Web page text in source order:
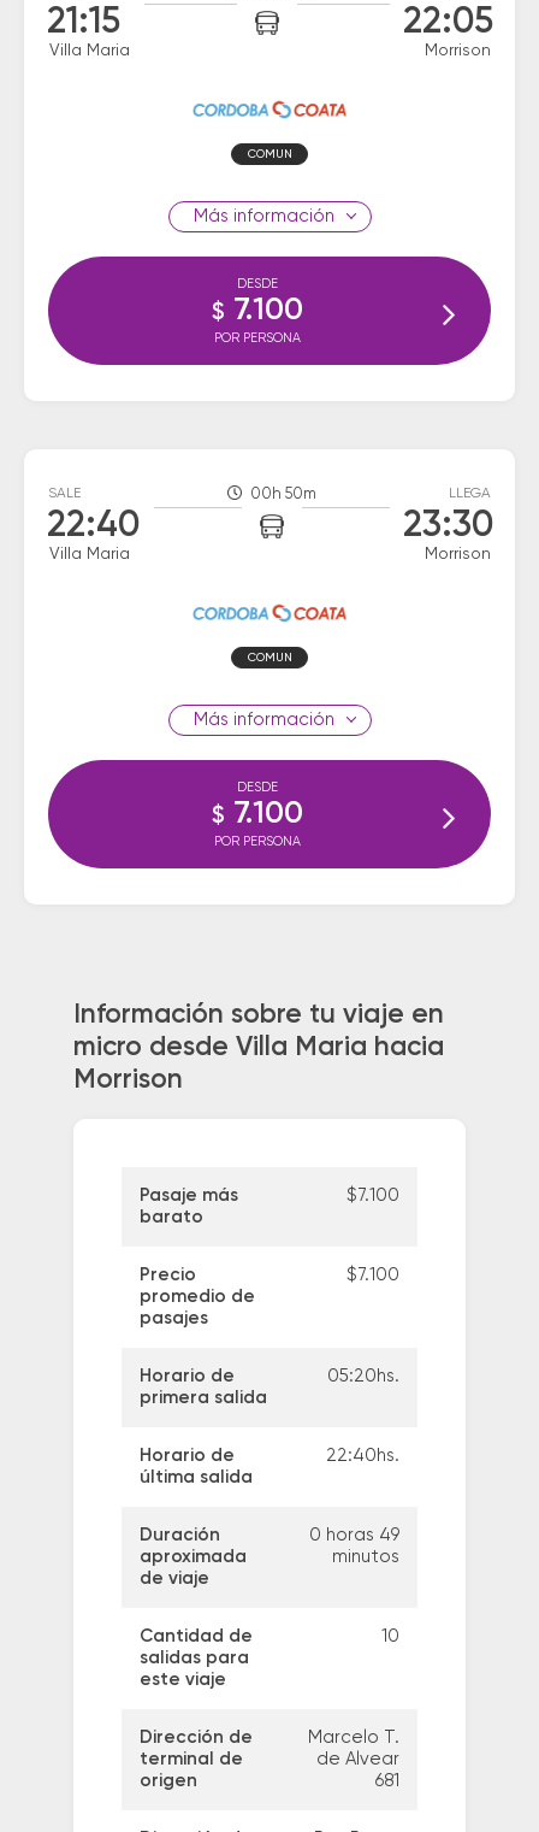
21:15
Villa Maria
22:05
Morrison
COMUN
información
DESDE
$ 7.100
POR PERSONA
SALE
22:40
Villa Maria
00h 50m LLEGA
23:30
Morrison
COMUN
información
DESDE
$ 7.100
POR PERSONA
Información sobre tu viaje en
micro desde Villa Maria hacia
Morrison
Pasaje más
barato
$7.100
Precio
promedio de
pasajes
$7.100
Horario de
primera salida
05:20hs.
Horario de
última salida
22:40hs.
Duración
aproximada
de viaje
0 horas 49
minutos
Cantidad de
salidas para
este viaje
10
Dirección de
terminal de
origen
Marcelo T.
de Alvear
681